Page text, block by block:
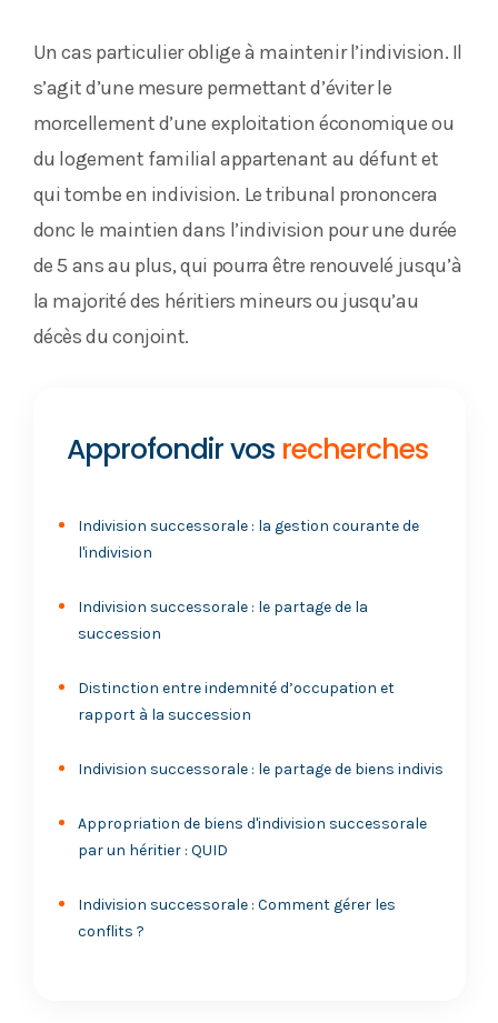
Un cas particulier oblige à maintenir l’indivision. Il
s’agit d’une mesure permettant d’éviter le
morcellement d’une exploitation économique ou
du logement familial appartenant au défunt et
qui tombe en indivision. Le tribunal prononcera
donc le maintien dans l’indivision pour une durée
de 5 ans au plus, qui pourra être renouvelé jusqu’à
la majorité des héritiers mineurs ou jusqu’au
décès du conjoint.
Approfondir vos recherches
Indivision successorale : la gestion courante de
l'indivision
Indivision successorale : le partage de la
succession
Distinction entre indemnité d’occupation et
rapport à la succession
Indivision successorale : le partage de biens indivis
Appropriation de biens d'indivision successorale
par un héritier : QUID
Indivision successorale : Comment gérer les
conflits ?